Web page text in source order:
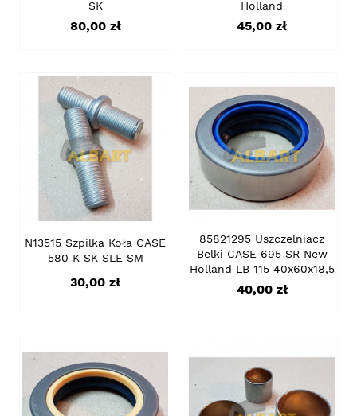
SK
Cena
80,00 zł
Holland
Cena
45,00 zł
N13515 Szpilka Koła CASE
580 K SK SLE SM
Cena
30,00 zł
85821295 Uszczelniacz
Belki CASE 695 SR New
Holland LB 115 40x60x18,5
Cena
40,00 zł